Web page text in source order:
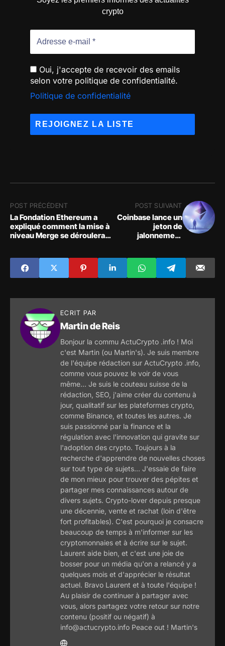
crypto
Oui, j'accepte de recevoir des emails
selon votre politique de confidentialité.
Politique de confidentialité
POST PRÉCÉDENT
La Fondation Ethereum a
expliqué comment la mise à
niveau Merge se déroulera
et la couche d'exécution.
POST SUIVANT
Coinbase lance un
jeton de
jalonnement
fusion
ECRIT PAR
Martin de Reis
Bonjour la commu ActuCrypto .info ! Moi
c'est Martin (ou Martin's). Je suis membre
de l'équipe rédaction sur ActuCrypto .info,
comme vous pouvez le voir de vous
même... Je suis le couteau suisse de la
rédaction, SEO, j'aime créer du contenu à
jour, qualitatif sur les plateformes crypto,
comme Binance, et toutes les autres. Je
suis passionné par la finance et la
régulation avec l'innovation qui gravite sur
l'adoption des crypto. Toujours à la
recherche d'apprendre de nouvelles choses
sur tout type de sujets... J'essaie de faire
de mon mieux pour trouver des pépites et
partager mes connaissances autour de
divers sujets. Crypto-lover depuis presque
une décennie, vente et rachat (loin d'être
fort profitables). C'est pourquoi je consacre
beaucoup de temps à m'informer sur les
cryptomonnaies et à écrire sur le sujet.
Laurent aide bien, et c'est une joie de
bosser pour un média qu'on a relancé y a
quelques mois et d'apprécier le résultat
actuel. Bravo Laurent et à toute l'équipe !
Au plaisir de continuer à partager avec
vous, alors partagez votre retour sur notre
contenu (positif ou négatif) à
info@actucrypto.info Peace out ! Martin's